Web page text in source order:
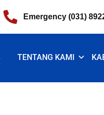
Emergency (031)
TENTANG KAMI